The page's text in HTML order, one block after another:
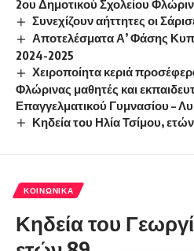
2ου Δημοτικού Σχολείου
Συνεχίζουν αήττητες οι
Αποτελέσματα Α’ Φάσης
2024-2025
Χειροποίητα κεριά
Φλώρινας μαθητές και
Επαγγελματικού Γυμνασίου –
Κηδεία του Ηλία Τσίμου,
ΚΟΙΝΩΝΙΚΆ
Κηδεία του